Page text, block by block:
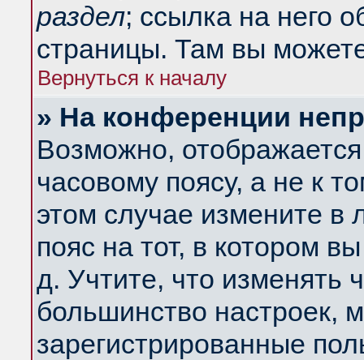
раздел; ссылка на него
страницы. Там вы
Вернуться к началу
» На конференции
Возможно,
часовому поясу, а не к
этом случае измените в
пояс на тот, в котором
д. Учтите, что изменять
большинство настроек,
зарегистрированные